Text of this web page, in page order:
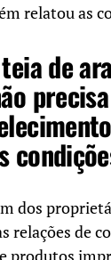
relatou as
de
dos
relações de